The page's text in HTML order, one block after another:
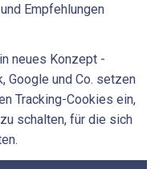
Empfehlungen
neues Konzept -
Google und Co. setzen
Tracking-Cookies ein,
schalten, für die sich